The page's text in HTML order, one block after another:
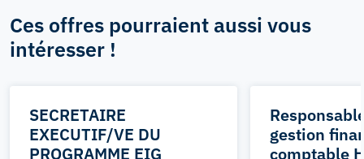
Ces offres pourraient aussi vous
intéresser !
SECRETAIRE
EXECUTIF/VE DU
PROGRAMME EIG
gestion
comptable